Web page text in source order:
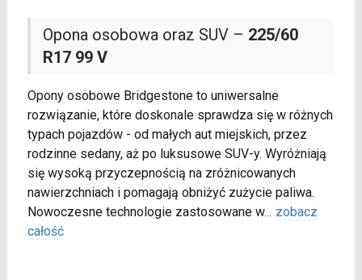
Opona osobowa oraz SUV – 225/60
R17 99 V
Opony osobowe Bridgestone to uniwersalne
rozwiązanie, które doskonale sprawdza się w różnych
typach pojazdów - od małych aut miejskich, przez
rodzinne sedany, aż po luksusowe SUV-y. Wyróżniają
się wysoką przyczepnością na zróżnicowanych
nawierzchniach i pomagają obniżyć zużycie paliwa.
Nowoczesne technologie zastosowane w... zobacz
całość